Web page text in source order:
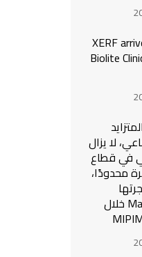
XERF
Biolite
لا يزال
في قطاع
محدودًا،
Marygold Studio خلال